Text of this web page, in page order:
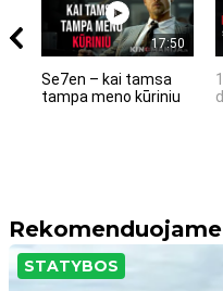
17:50
Se7en – kai tamsa
tampa meno kūriniu
Rekomenduojame
STATYBOS